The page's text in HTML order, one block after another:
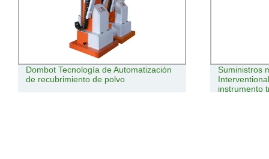
Dombot Tecnología de Automatización
de recubrimiento de polvo
Suministros
instrumento